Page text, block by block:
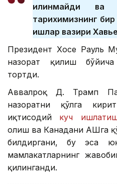
қилинмайди
тарихимизнинг
ишлар вазири
Президент Хосе Рауль
назорат қилиш
тортди.
Аввалроқ Д. Трамп
назоратни қўлга
иқтисодий куч
олиш ва Канадани АҚШга
билдиргани, бу эса
мамлакатларнинг
қилинганди.